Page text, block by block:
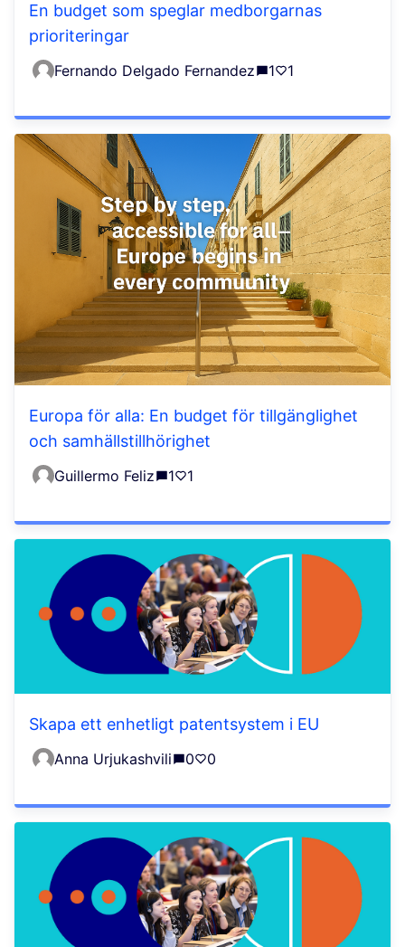
En budget som speglar medborgarnas
prioriteringar
Fernando Delgado Fernandez 1 1
Europa för alla: En budget för tillgänglighet
och samhällstillhörighet
Guillermo Feliz 1 1
Skapa ett enhetligt patentsystem i EU
Anna Urjukashvili 0 0